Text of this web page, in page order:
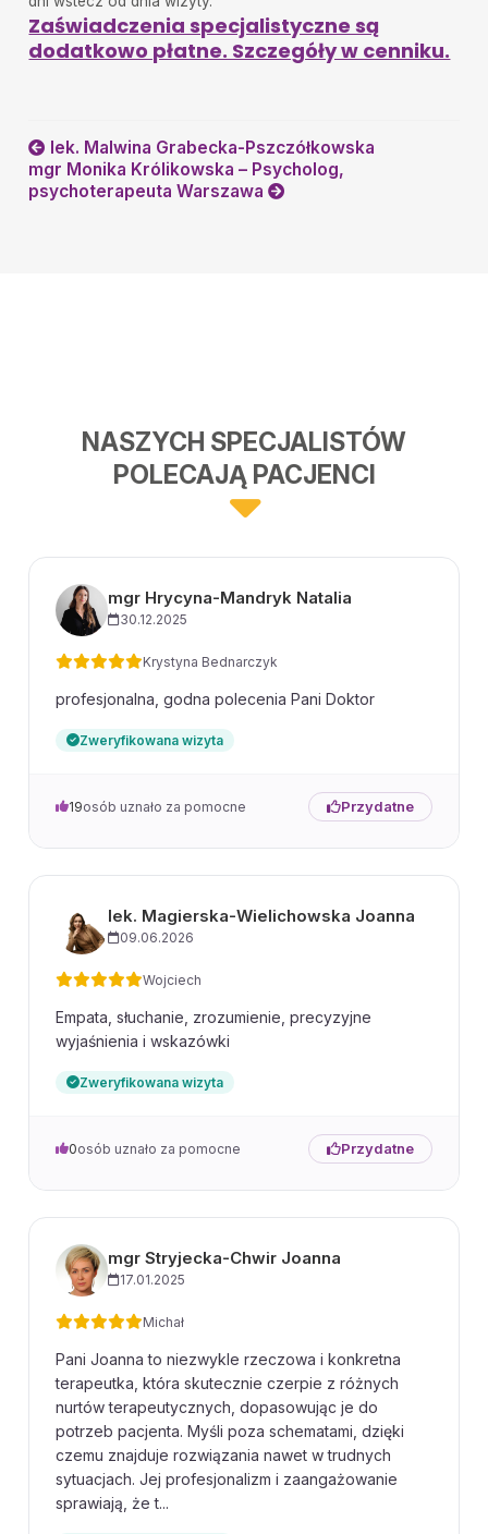
Zaświadczenia specjalistyczne są
dodatkowo płatne. Szczegóły w cenniku.
lek. Malwina Grabecka-Pszczółkowska
mgr Monika Królikowska – Psycholog,
psychoterapeuta Warszawa
NASZYCH SPECJALISTÓW
POLECAJĄ PACJENCI
mgr Hrycyna-Mandryk Natalia
30.12.2025
Krystyna Bednarczyk
profesjonalna, godna polecenia Pani Doktor
Zweryfikowana wizyta
19osób uznało za pomocne Przydatne
lek. Magierska-Wielichowska Joanna
09.06.2026
Wojciech
Empata, słuchanie, zrozumienie, precyzyjne
wyjaśnienia i wskazówki
Zweryfikowana wizyta
0osób uznało za pomocne Przydatne
mgr Stryjecka-Chwir Joanna
17.01.2025
Michał
Pani Joanna to niezwykle rzeczowa i konkretna
terapeutka, która skutecznie czerpie z różnych
nurtów terapeutycznych, dopasowując je do
potrzeb pacjenta. Myśli poza schematami, dzięki
czemu znajduje rozwiązania nawet w trudnych
sytuacjach. Jej profesjonalizm i zaangażowanie
sprawiają, że t...